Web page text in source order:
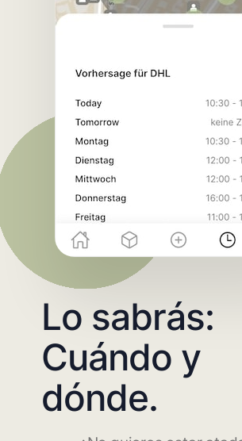
Lo sabrás:
Cuándo y
dónde.